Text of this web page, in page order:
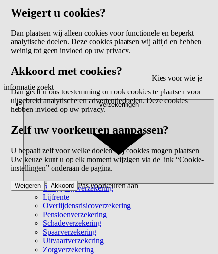
Kies voor wie je
informatie zoekt
Verzekeringen
Beleggingsverzekering
Lijfrente
Overlijdensrisicoverzekering
Pensioenverzekering
Schadeverzekering
Spaarverzekering
Uitvaartverzekering
Zorgverzekering
Weigert u cookies?
Dan plaatsen wij alleen cookies voor functionele en beperkt
analytische doelen. Deze cookies plaatsen wij altijd en hebben
weinig tot geen invloed op uw privacy.
Akkoord met cookies?
Dan geeft u ons toestemming om ook cookies te plaatsen voor
uitgebreid analytische en advertentiedoelen. Deze cookies
hebben invloed op uw privacy.
Zelf uw voorkeuren aanpassen?
U bepaalt zelf voor welke doelen wij cookies mogen plaatsen.
Uw keuze kunt u op elk moment wijzigen via de link “Cookie-
instellingen” onderaan de pagina.
Pas voorkeuren aan
Weigeren Akkoord